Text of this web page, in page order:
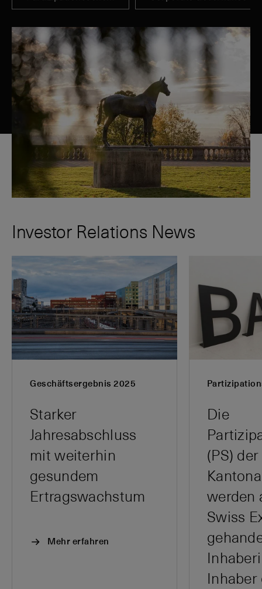
Investor Relations News
Geschäftsergebnis 2025
Starker
Jahresabschluss
mit weiterhin
gesundem
Ertragswachstum
Mehr erfahren
Die
(PS)
werden
Swiss
Inhaber